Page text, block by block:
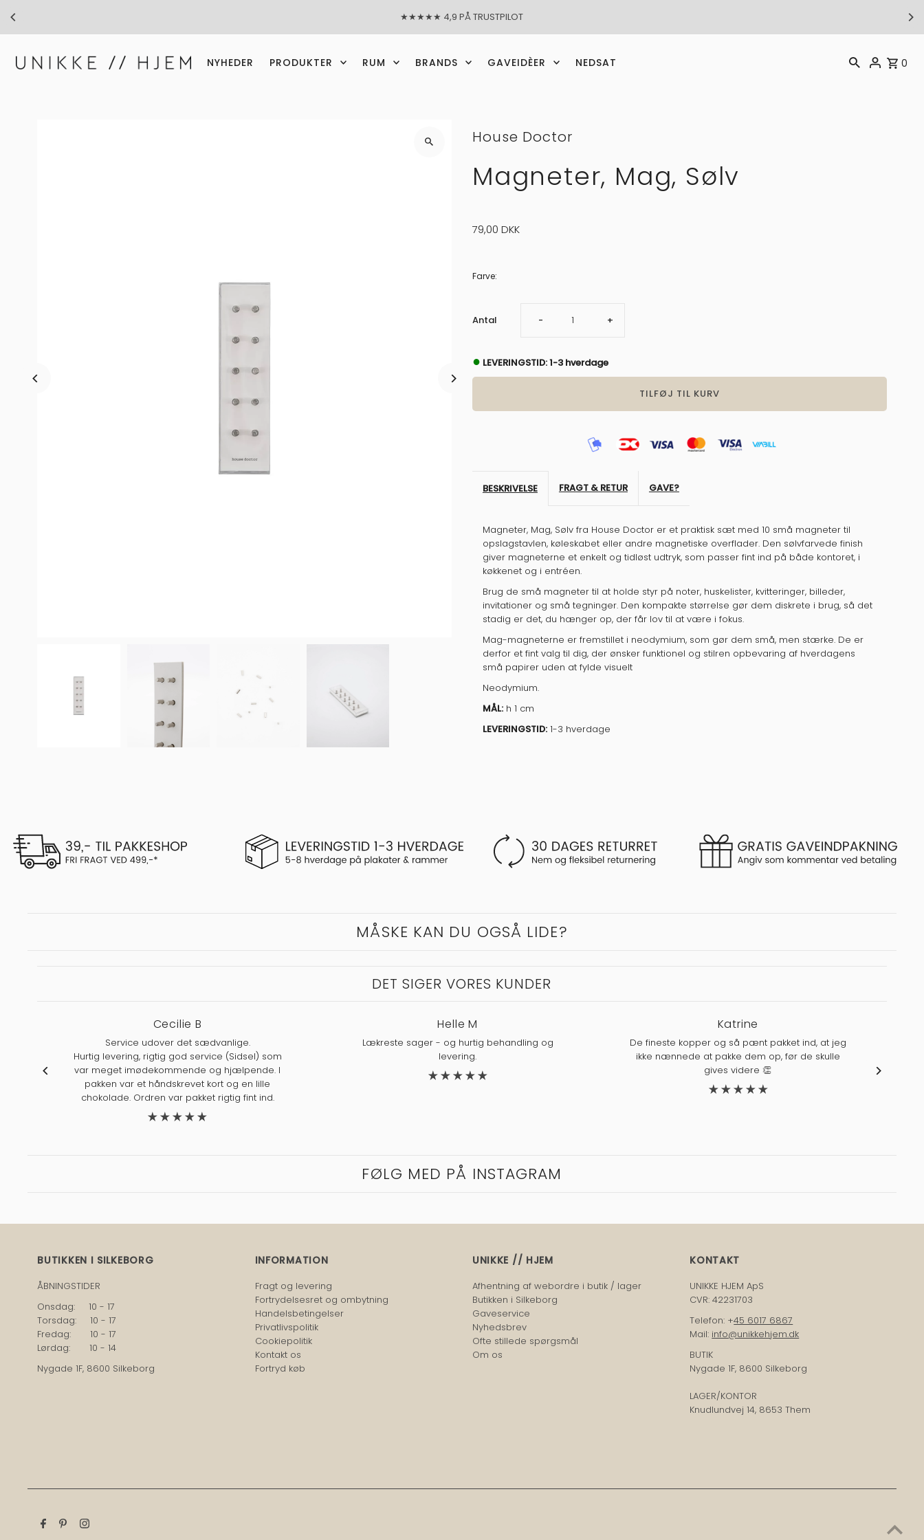
Gå til indhold ★★★★★ 4,9 PÅ TRUSTPILOT
NYHEDER PRODUKTER RUM BRANDS GAVEIDÈER NEDSAT 0
House Doctor
Magneter, Mag, Sølv
79,00 DKK
Farve:
Antal Sænk
Sølv
- Øg
Mag,
Sølv
+
● LEVERINGSTID: 1-3 hverdage
BESKRIVELSE FRAGT & RETUR GAVE?
Magneter, Mag, Sølv fra House Doctor er et praktisk sæt med 10 små magneter til
opslagstavlen, køleskabet eller andre magnetiske overflader. Den sølvfarvede finish
giver magneterne et enkelt og tidløst udtryk, som passer fint ind på både kontoret, i
køkkenet og i entréen.
Brug de små magneter til at holde styr på noter, huskelister, kvitteringer, billeder,
invitationer og små tegninger. Den kompakte størrelse gør dem diskrete i brug, så det
stadig er det, du hænger op, der får lov til at være i fokus.
Mag-magneterne er fremstillet i neodymium, som gør dem små, men stærke. De er
derfor et fint valg til dig, der ønsker funktionel og stilren opbevaring af hverdagens
små papirer uden at fylde visuelt
Neodymium.
MÅL:h 1 cm
LEVERINGSTID:1-3 hverdage
MÅSKE KAN DU OGSÅ LIDE?
DET SIGER VORES KUNDER
Cecilie B
Service udover det sædvanlige.
Hurtig levering, rigtig god service (Sidsel) som
var meget imødekommende og hjælpende. I
pakken var et håndskrevet kort og en lille
chokolade. Ordren var pakket rigtig fint ind.
Helle M
Lækreste sager - og hurtig behandling og
levering.
Katrine
De fineste kopper og så pænt pakket ind, at jeg
ikke nænnede at pakke dem op, før de skulle
gives videre 👏
FØLG MED PÅ INSTAGRAM
BUTIKKEN I SILKEBORG
ÅBNINGSTIDER
Onsdag: 10 - 17
Torsdag: 10 - 17
Fredag: 10 - 17
Lørdag: 10 - 14
Nygade 1F, 8600 Silkeborg
INFORMATION
Fragt og levering
Fortrydelsesret og ombytning
Handelsbetingelser
Privatlivspolitik
Cookiepolitik
Kontakt os
Fortryd køb
UNIKKE // HJEM
Afhentning af webordre i butik / lager
Butikken i Silkeborg
Gaveservice
Nyhedsbrev
Ofte stillede spørgsmål
Om os
KONTAKT
UNIKKE HJEM ApS
CVR: 42231703
Telefon: +45 6017 6867
Mail: info@unikkehjem.dk
BUTIK
Nygade 1F, 8600 Silkeborg
LAGER/KONTOR
Knudlundvej 14, 8653 Them